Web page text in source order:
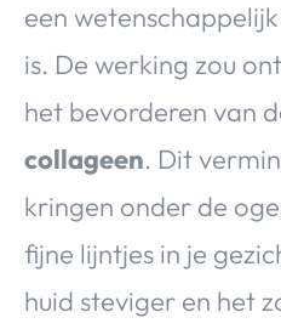
een
is. De werking zou
het bevorderen van
collageen. Dit
kringen onder de
fijne lijntjes in je
huid steviger en het